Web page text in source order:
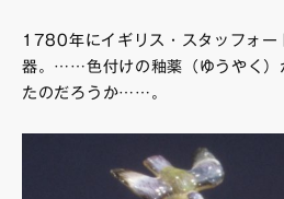
1780年にイギリス・スタッフォー
器。……色付けの釉薬（ゆうやく）
たのだろうか……。